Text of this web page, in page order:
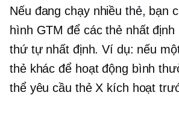
Nếu đang chạy nhiều thẻ, bạn
hình GTM để các thẻ nhất
thứ tự nhất định. Ví dụ: nếu
thẻ khác để hoạt động bình
thể yêu cầu thẻ X kích hoạt